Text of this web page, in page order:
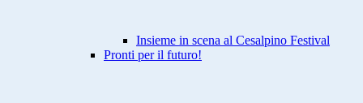
Insieme in scena al Cesalpino Festival
Pronti per il futuro!